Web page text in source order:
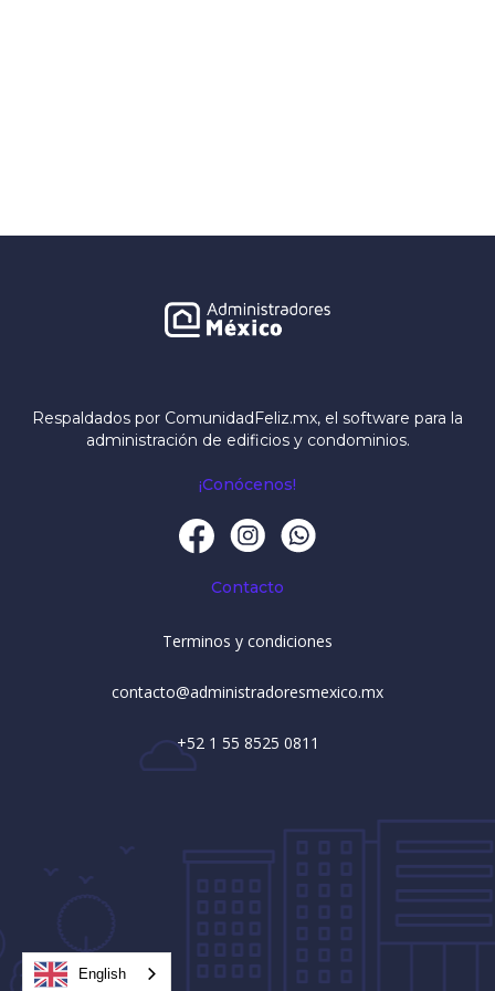
Respaldados por ComunidadFeliz.mx, el software para la
administración de edificios y condominios.
¡Conócenos!
Contacto
Terminos y condiciones
contacto@administradoresmexico.mx
+52 1 55 8525 0811
English